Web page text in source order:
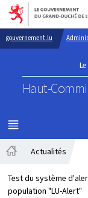
gouvernement.lu
Haut-
MENU
PRINCIPAL
Actualités
Test du système
population "LU-Alert"